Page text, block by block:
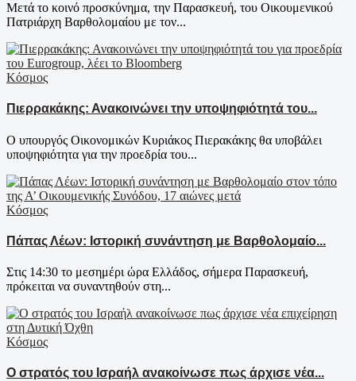
Μετά το κοινό προσκύνημα, την Παρασκευή, του Οικουμενικού
Πατριάρχη Βαρθολομαίου με τον...
Κόσμος
Πιερρακάκης: Ανακοινώνει την υποψηφιότητά του...
Ο υπουργός Οικονομικών Κυριάκος Πιερακάκης θα υποβάλει
υποψηφιότητα για την προεδρία του...
Κόσμος
Πάπας Λέων: Ιστορική συνάντηση με Βαρθολομαίο...
Στις 14:30 το μεσημέρι ώρα Ελλάδος, σήμερα Παρασκευή,
πρόκειται να συναντηθούν στη...
Κόσμος
Ο στρατός του Ισραήλ ανακοίνωσε πως άρχισε νέα...